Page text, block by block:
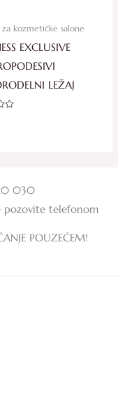
za kozmetičke salone
EXCLUSIVE
LEŽAJ
030
telefonom
POUZEĆEM!